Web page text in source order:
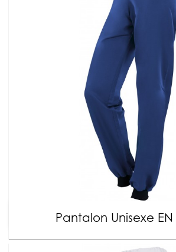
Pantalon Unisexe EN